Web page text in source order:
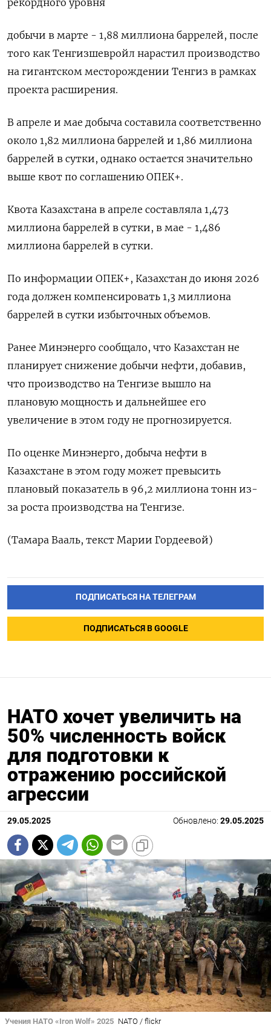
добычи в марте - 1,88 миллиона баррелей, после
того как Тенгизшевройл нарастил производство
на гигантском месторождении Тенгиз в рамках
проекта расширения.
В апреле и мае добыча составила соответственно
около 1,82 миллиона баррелей и 1,86 миллиона
баррелей в сутки, однако остается значительно
выше квот по соглашению ОПЕК+.
Квота Казахстана в апреле составляла 1,473
миллиона баррелей в сутки, в мае - 1,486
миллиона баррелей в сутки.
По информации ОПЕК+, Казахстан до июня 2026
года должен компенсировать 1,3 миллиона
баррелей в сутки избыточных объемов.
Ранее Минэнерго сообщало, что Казахстан не
планирует снижение добычи нефти, добавив,
что производство на Тенгизе вышло на
плановую мощность и дальнейшее его
увеличение в этом году не прогнозируется.
По оценке Минэнерго, добыча нефти в
Казахстане в этом году может превысить
плановый показатель в 96,2 миллиона тонн из-
за роста производства на Тенгизе.
(Тамара Вааль, текст Марии Гордеевой)
ПОДПИСАТЬСЯ НА ТЕЛЕГРАМ
ПОДПИСАТЬСЯ В GOOGLE
НАТО хочет увеличить на
50% численность войск
для подготовки к
отражению российской
агрессии
29.05.2025 Обновлено: 29.05.2025
Учения НАТО «Iron Wolf» 2025 NATO / flickr